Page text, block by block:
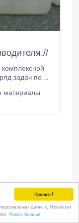
Принять!
данных. Используя
Узнать больше
задач по
материалы